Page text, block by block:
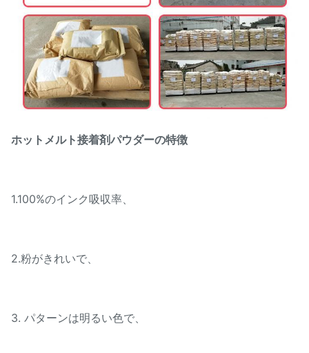
ホットメルト接着剤パウダーの特徴
1.100%のインク吸収率、
2.粉がきれいで、
3. パターンは明るい色で、